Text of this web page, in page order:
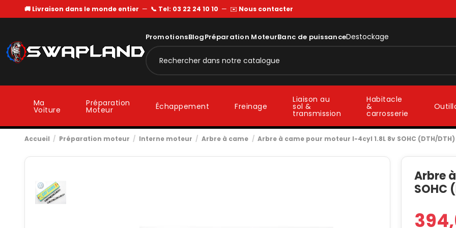
🚚 Livraison dans le monde entier — 📞 Tel: 03 22 24 10 10 — ✉️ Nous contacter
PromotionsBlogPréparation MoteurBanc de puissanceDestockage
Ma
Voiture
Préparation
Moteur Échappement Freinage
Liaison au
sol &
transmission
Habitacle
&
carrosserie
Accueil Préparation moteur Interne moteur Arbre à came Arbre à came pour moteur I-4cyl 1.8L 8v SOHC (DTH/DTH)
Arbre
SOHC